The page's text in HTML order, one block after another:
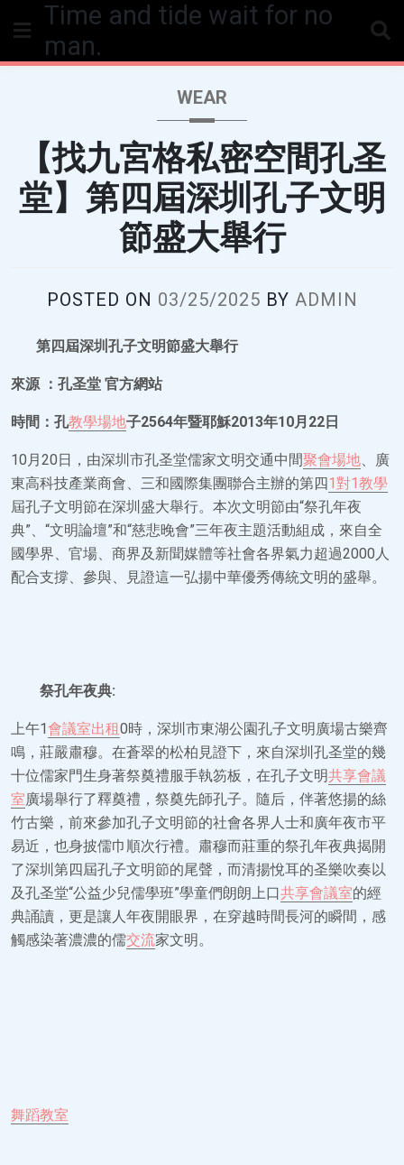
Time and tide wait for no
man.
WEAR
【找九宮格私密空間孔圣
堂】第四屆深圳孔子文明
節盛大舉行
POSTED ON 03/25/2025 BY ADMIN
第四屆深圳孔子文明節盛大舉行
來源 ：孔圣堂 官方網站
時間：孔教學場地子2564年暨耶穌2013年10月22日
10月20日，由深圳市孔圣堂儒家文明交通中間聚會場地、廣
東高科技產業商會、三和國際集團聯合主辦的第四1對1教學
屆孔子文明節在深圳盛大舉行。本次文明節由“祭孔年夜
典”、“文明論壇”和“慈悲晚會”三年夜主題活動組成，來自全
國學界、官場、商界及新聞媒體等社會各界氣力超過2000人
配合支撐、參與、見證這一弘揚中華優秀傳統文明的盛舉。
祭孔年夜典:
上午1會議室出租0時，深圳市東湖公園孔子文明廣場古樂齊
鳴，莊嚴肅穆。在蒼翠的松柏見證下，來自深圳孔圣堂的幾
十位儒家門生身著祭奠禮服手執笏板，在孔子文明共享會議
室廣場舉行了釋奠禮，祭奠先師孔子。隨后，伴著悠揚的絲
竹古樂，前來參加孔子文明節的社會各界人士和廣年夜市平
易近，也身披儒巾順次行禮。肅穆而莊重的祭孔年夜典揭開
了深圳第四屆孔子文明節的尾聲，而清揚悅耳的圣樂吹奏以
及孔圣堂“公益少兒儒學班”學童們朗朗上口共享會議室的經
典誦讀，更是讓人年夜開眼界，在穿越時間長河的瞬間，感
觸感染著濃濃的儒交流家文明。
舞蹈教室